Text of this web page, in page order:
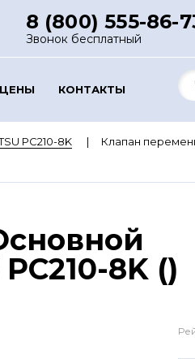
8 (800) 555-86-
Звонок бесплатный
ЦЕНЫ КОНТАКТЫ
PC210-8K
Клапан
8K ()